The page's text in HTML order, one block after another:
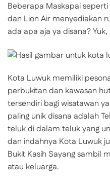
Beberapa Maskapai
dan Lion Air menyediakan
ada apa aja ya disana?
Kota Luwuk memiliki
perbukitan dan kawasan
tersendiri bagi wisatawan
paling unik disana adalah
teluk di dalam teluk yang
dan indahnya Kota Luwuk
Bukit Kasih Sayang sambil
atau keluarga.